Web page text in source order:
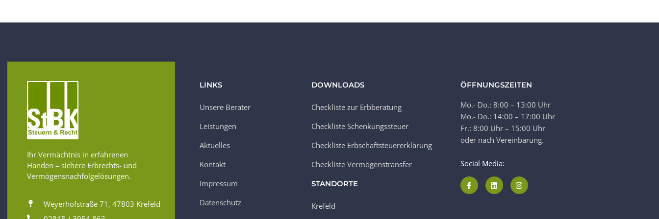
Ihr Vermächtnis in erfahrenen
Händen – sichere Erbrechts- und
Vermögensnachfolgelösungen.
Weyerhofstraße 71, 47803 Krefeld
LINKS
Unsere Berater
Leistungen
Aktuelles
Kontakt
Impressum
Datenschutz
DOWNLOADS
Checkliste zur Erbberatung
Checkliste Schenkungssteuer
Checkliste Erbschaftsteuererklärung
Checkliste Vermögenstransfer
STANDORTE
Krefeld
ÖFFNUNGSZEITEN
Mo.- Do.: 8:00 – 13:00 Uhr
Mo.- Do.: 14:00 – 17:00 Uhr
Fr.: 8:00 Uhr – 15:00 Uhr
oder nach Vereinbarung.
Social Media: